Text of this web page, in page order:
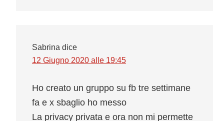
Sabrina dice
12 Giugno 2020 alle 19:45
Ho creato un gruppo su fb tre settimane
fa e x sbaglio ho messo
La privacy privata e ora non mi permette